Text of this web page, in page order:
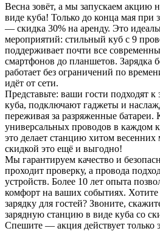
Весна зовёт, а мы запускаем акцию
виде куба! Только до конца мая при
— скидка 30% на аренду. Это
мероприятий: стильный куб с 9
поддерживает почти все
смартфонов до планшетов. Зарядка
работает без ограничений по
идёт от сети.
Представьте: ваши гости подходят
куба, подключают гаджеты и
переживая за разряженные
универсальных проводов в каждом
это делает станцию хитом
скидкой это ещё и выгодно!
Мы гарантируем качество и
проходит проверку, а провода
устройств. Более 10 лет опыта
комфорт на ваших событиях.
зарядку для гостей? Звоните,
зарядную станцию в виде куба со
Спешите — акция действует только